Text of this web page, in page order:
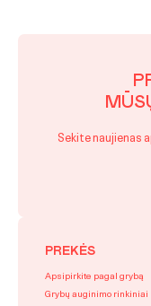
PREKĖS
Apsipirkite pagal grybą
Grybų auginimo rinkiniai
Sekite naujienas